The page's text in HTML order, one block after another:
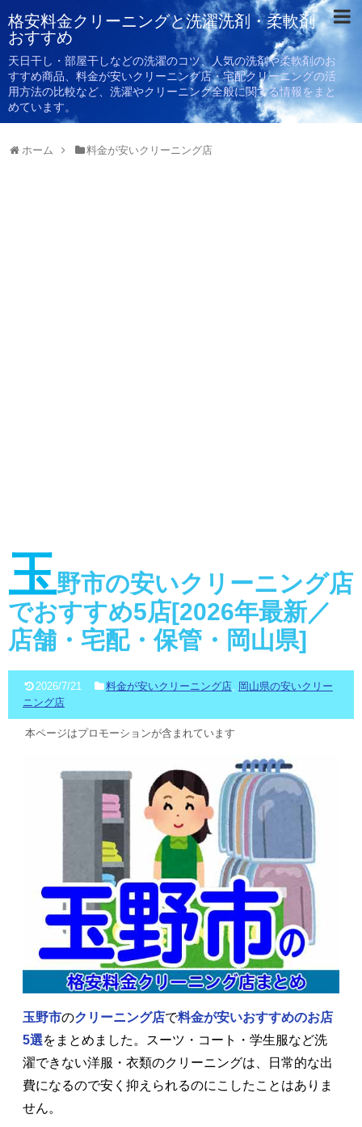
格安料金クリーニングと洗濯洗剤・柔軟剤
おすすめ
天日干し・部屋干しなどの洗濯のコツ、人気の洗剤や柔軟剤のお
すすめ商品、料金が安いクリーニング店・宅配クリーニングの活
用方法の比較など、洗濯やクリーニング全般に関する情報をまと
めています。
ホーム 料金が安いクリーニング店
玉野市の安いクリーニング店
でおすすめ5店[2026年最新／
店舗・宅配・保管・岡山県]
2026/7/21 料金が安いクリーニング店, 岡山県の安いクリー
ニング店
本ページはプロモーションが含まれています
玉野市のクリーニング店で料金が安いおすすめのお店
5選をまとめました。スーツ・コート・学生服など洗
濯できない洋服・衣類のクリーニングは、日常的な出
費になるので安く抑えられるのにこしたことはありま
せん。